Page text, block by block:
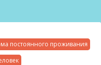
постоянного проживания